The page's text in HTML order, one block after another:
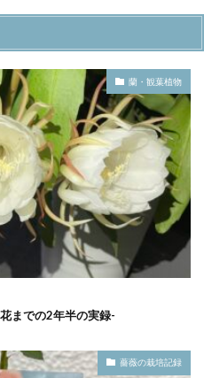
蘭・観葉植物
までの2年半の実録-
薔薇の栽培記録